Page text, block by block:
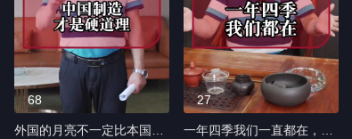
68
外国的月亮不一定比本国的
27
一年四季我们一直都在，这